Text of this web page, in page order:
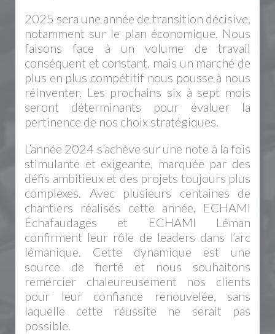
2025 sera une année de transition décisive,
notamment sur le plan économique. Nous
faisons face à un volume de travail
conséquent et constant, mais un marché de
plus en plus compétitif nous pousse à nous
réinventer. Les prochains six à sept mois
seront déterminants pour évaluer la
pertinence de nos choix stratégiques.
L’année 2024 s’achève sur une note à la fois
stimulante et exigeante, marquée par des
défis ambitieux et des projets toujours plus
complexes. Avec plusieurs centaines de
chantiers réalisés cette année, ECHAMI
Échafaudages et ECHAMI Léman
confirment leur rôle de leaders dans l’arc
lémanique. Cette dynamique est une
source de fierté et nous souhaitons
remercier chaleureusement nos clients
pour leur confiance renouvelée, sans
laquelle cette réussite ne serait pas
possible.